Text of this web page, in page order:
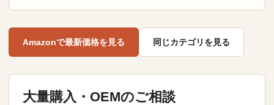
Amazonで最新価格を見る 同じカテゴリを見る
大量購入・OEMのご相談